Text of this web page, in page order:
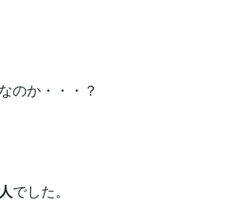
のか・・・？
でした。